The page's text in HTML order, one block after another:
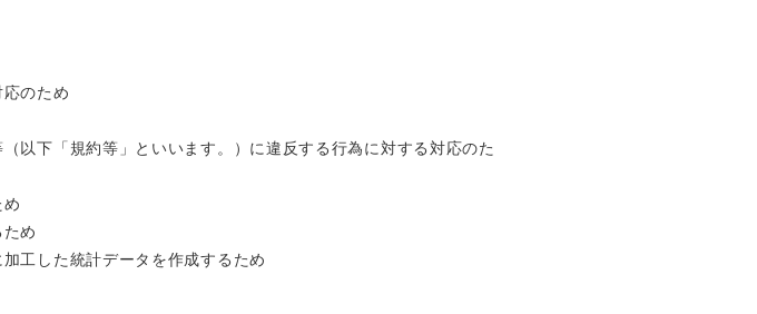
のため
以下「規約等」といいます。）に違反する行為に対する対応のた
め
工した統計データを作成するため